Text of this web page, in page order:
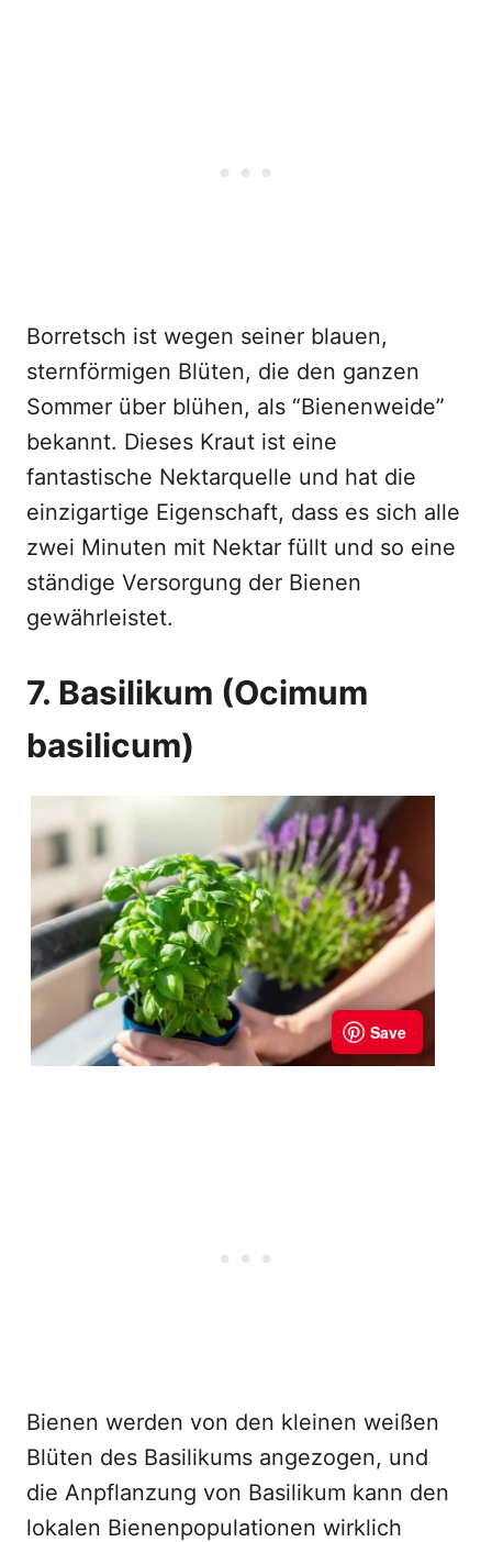
Borretsch ist wegen seiner blauen,
sternförmigen Blüten, die den ganzen
Sommer über blühen, als “Bienenweide”
bekannt. Dieses Kraut ist eine
fantastische Nektarquelle und hat die
einzigartige Eigenschaft, dass es sich alle
zwei Minuten mit Nektar füllt und so eine
ständige Versorgung der Bienen
gewährleistet.
7. Basilikum (Ocimum
basilicum)
Bienen werden von den kleinen weißen
Blüten des Basilikums angezogen, und
die Anpflanzung von Basilikum kann den
lokalen Bienenpopulationen wirklich